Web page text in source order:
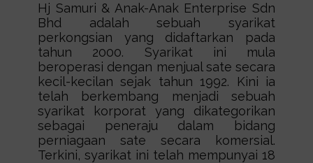
Hj Samuri & Anak-Anak Enterprise Sdn
Bhd adalah sebuah syarikat
perkongsian yang didaftarkan pada
tahun 2000. Syarikat ini mula
beroperasi dengan menjual sate secara
kecil-kecilan sejak tahun 1992. Kini ia
telah berkembang menjadi sebuah
syarikat korporat yang dikategorikan
sebagai peneraju dalam bidang
perniagaan sate secara komersial.
Terkini, syarikat ini telah mempunyai 18